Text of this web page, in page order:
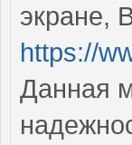
экране,
https://
Данная